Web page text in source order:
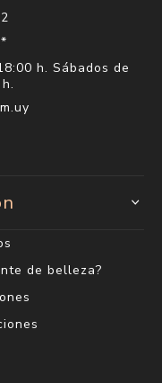
h. Sábados de
de belleza?